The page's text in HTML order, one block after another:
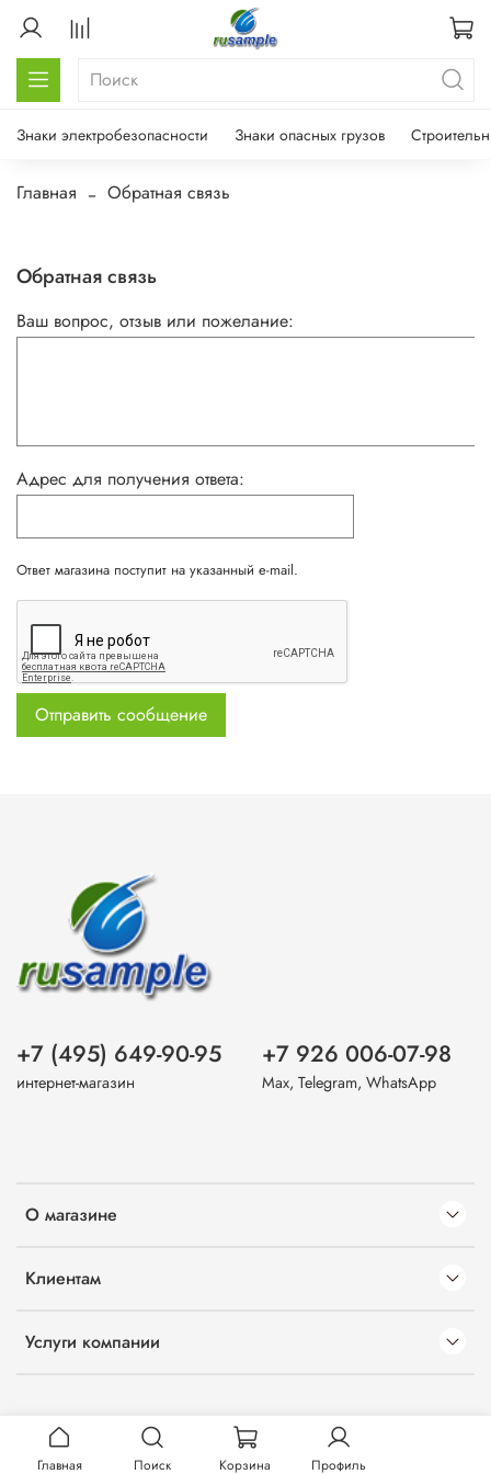
Знаки электробезопасности Знаки опасных грузов
Главная Обратная связь
Обратная связь
Ваш вопрос, отзыв или пожелание:
Адрес для получения ответа:
Ответ магазина поступит на указанный e-mail.
Отправить сообщение
О магазине
Клиентам
Услуги компании
+7 (495) 649-90-95
интернет-магазин
+7 926 006-07-98
Max, Telegram, WhatsApp
Главная Поиск Корзина Профиль